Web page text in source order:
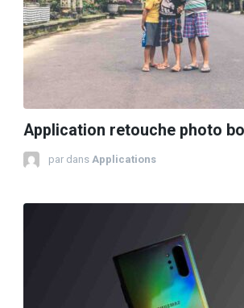
Application retouche photo
par dans Applications